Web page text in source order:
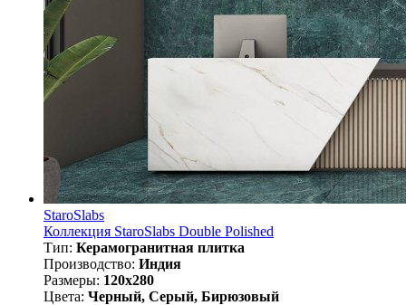
StaroSlabs
Коллекция StaroSlabs Double Polished
Тип: Керамогранитная плитка
Производство: Индия
Размеры: 120x280
Цвета: Черный, Серый, Бирюзовый